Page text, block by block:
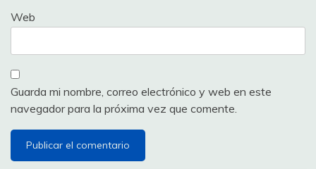
Web
Guarda mi nombre, correo electrónico y web en este
navegador para la próxima vez que comente.